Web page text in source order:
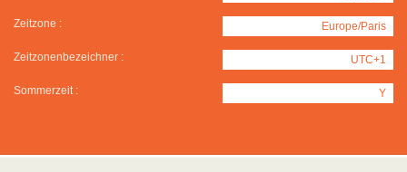
Zeitzone : Europe/Paris
Zeitzonenbezeichner : UTC+1
Sommerzeit : Y